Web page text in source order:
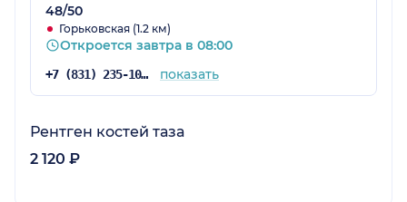
48/50
Горьковская (1.2 км)
Откроется завтра в 08:00
+7 (831) 235-10-51 показать
Рентген костей таза
2 120 ₽